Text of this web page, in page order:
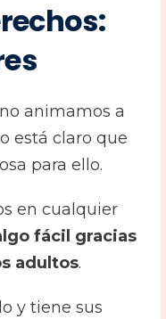
animamos a
está claro que
para ello.
en cualquier
fácil gracias
adultos.
y tiene sus